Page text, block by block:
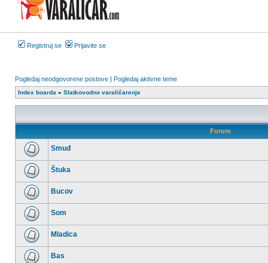
Registruj se Prijavite se
Pogledaj neodgovorene postove | Pogledaj aktivne teme
Index boarda » Slatkovodno varaličarenje
Forum
Nema
nepročitanih
postova
Smuđ
Nema
nepročitanih
postova
Štuka
Nema
nepročitanih
postova
Bucov
Nema
nepročitanih
postova
Som
Nema
nepročitanih
postova
Mladica
Bas